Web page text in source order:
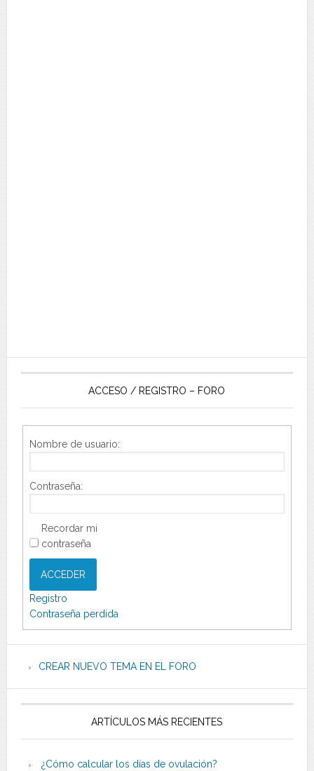
ACCESO / REGISTRO – FORO
Nombre de usuario:
Contraseña:
Recordar mi
contraseña
ACCEDER
Registro
Contraseña perdida
CREAR NUEVO TEMA EN EL FORO
ARTÍCULOS MÁS RECIENTES
¿Cómo calcular los días de ovulación?